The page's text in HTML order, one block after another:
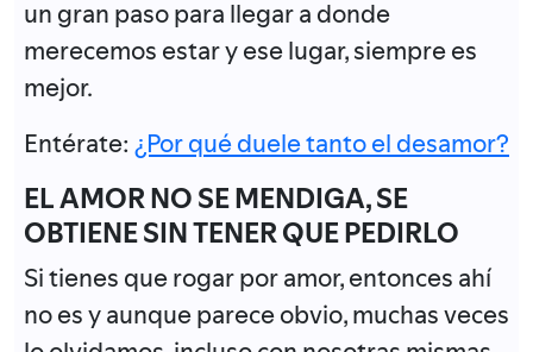
un gran paso para llegar a donde
merecemos estar y ese lugar, siempre es
mejor.
Entérate: ¿Por qué duele tanto el desamor?
EL AMOR NO SE MENDIGA, SE
OBTIENE SIN TENER QUE PEDIRLO
Si tienes que rogar por amor, entonces ahí
no es y aunque parece obvio, muchas veces